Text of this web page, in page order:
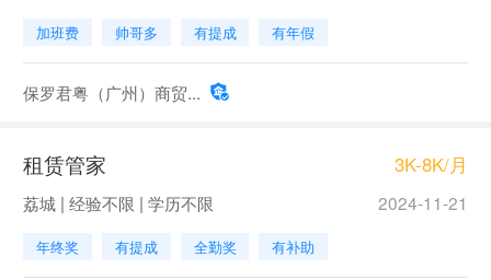
加班费 帅哥多 有提成 有年假
保罗君粤（广州）商贸...
租赁管家 3K-8K/月
荔城 | 经验不限 | 学历不限 2024-11-21
年终奖 有提成 全勤奖 有补助